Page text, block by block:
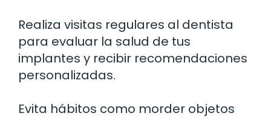
Realiza visitas regulares al dentista
para evaluar la salud de tus
implantes y recibir recomendaciones
personalizadas.
Evita hábitos como morder objetos